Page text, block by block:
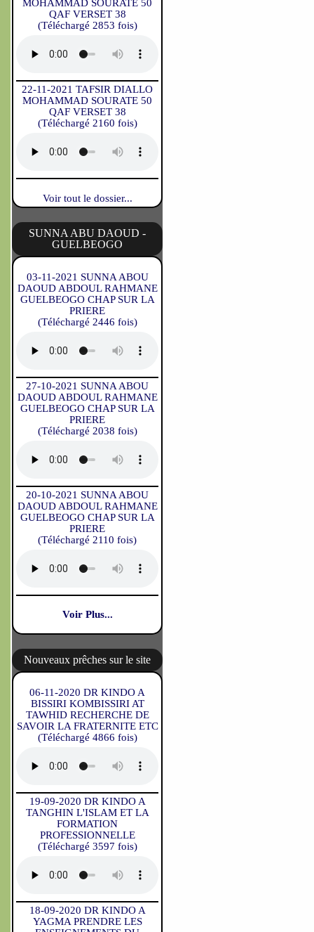
MOHAMMAD SOURATE 50
QAF VERSET 38
(Téléchargé 2853 fois)
22-11-2021 TAFSIR DIALLO
MOHAMMAD SOURATE 50
QAF VERSET 38
(Téléchargé 2160 fois)
Voir tout le dossier...
SUNNA ABU DAOUD -
GUELBEOGO
03-11-2021 SUNNA ABOU
DAOUD ABDOUL RAHMANE
GUELBEOGO CHAP SUR LA
PRIERE
(Téléchargé 2446 fois)
27-10-2021 SUNNA ABOU
DAOUD ABDOUL RAHMANE
GUELBEOGO CHAP SUR LA
PRIERE
(Téléchargé 2038 fois)
20-10-2021 SUNNA ABOU
DAOUD ABDOUL RAHMANE
GUELBEOGO CHAP SUR LA
PRIERE
(Téléchargé 2110 fois)
Voir Plus...
Nouveaux prêches sur le site
06-11-2020 DR KINDO A
BISSIRI KOMBISSIRI AT
TAWHID RECHERCHE DE
SAVOIR LA FRATERNITE ETC
(Téléchargé 4866 fois)
19-09-2020 DR KINDO A
TANGHIN L'ISLAM ET LA
FORMATION
PROFESSIONNELLE
(Téléchargé 3597 fois)
18-09-2020 DR KINDO A
YAGMA PRENDRE LES